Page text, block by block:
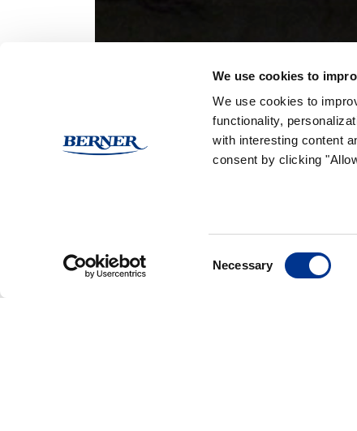
We use cookies to
We use cookies to
functionality,
with interesting content
consent by clicking
Necessary
GLUTEENITON